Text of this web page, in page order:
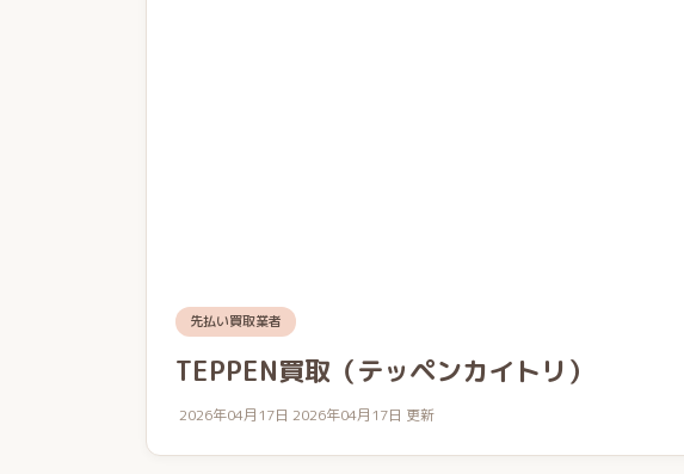
先払い買取業者
TEPPEN買取（テッペンカイトリ）
2026年04月17日 2026年04月17日 更新